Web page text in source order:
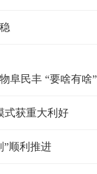
阜民丰 “要啥有啥”
式获重大利好
”顺利推进